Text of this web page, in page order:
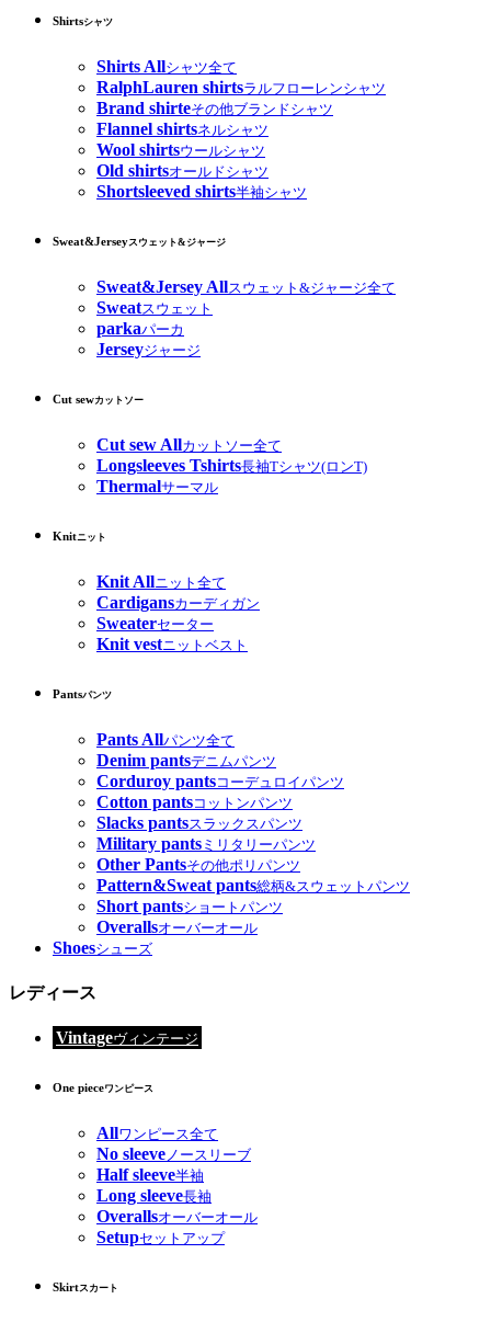
Shirtsシャツ
Shirts Allシャツ全て
RalphLauren shirtsラルフローレンシャツ
Brand shirteその他ブランドシャツ
Flannel shirtsネルシャツ
Wool shirtsウールシャツ
Old shirtsオールドシャツ
Shortsleeved shirts半袖シャツ
Sweat&Jerseyスウェット&ジャージ
Sweat&Jersey Allスウェット&ジャージ全て
Sweatスウェット
parkaパーカ
Jerseyジャージ
Cut sewカットソー
Cut sew Allカットソー全て
Longsleeves Tshirts長袖Tシャツ(ロンT)
Thermalサーマル
Knitニット
Knit Allニット全て
Cardigansカーディガン
Sweaterセーター
Knit vestニットベスト
Pantsパンツ
Pants Allパンツ全て
Denim pantsデニムパンツ
Corduroy pantsコーデュロイパンツ
Cotton pantsコットンパンツ
Slacks pantsスラックスパンツ
Military pants ミリタリーパンツ
Other Pantsその他ポリパンツ
Pattern&Sweat pants総柄&スウェットパンツ
Short pantsショートパンツ
Overallsオーバーオール
Shoesシューズ
レディース
Vintageヴィンテージ
One pieceワンピース
Allワンピース全て
No sleeveノースリーブ
Half sleeve半袖
Long sleeve長袖
Overallsオーバーオール
Setupセットアップ
Skirtスカート